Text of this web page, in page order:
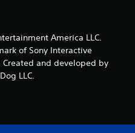
America LLC.
of Sony Interactive
Created and developed by
LLC.